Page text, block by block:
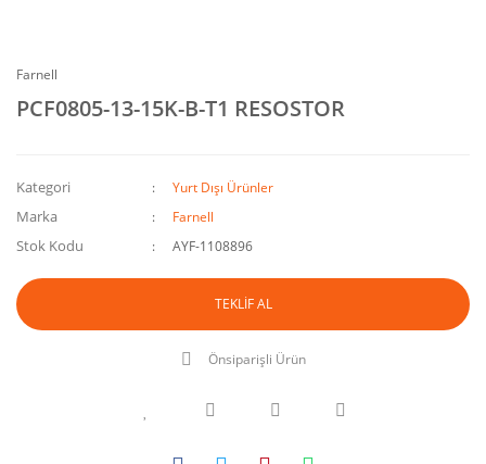
Farnell
PCF0805-13-15K-B-T1 RESOSTOR
Kategori Yurt Dışı Ürünler
Marka Farnell
Stok Kodu AYF-1108896
TEKLİF AL
Önsiparişli Ürün